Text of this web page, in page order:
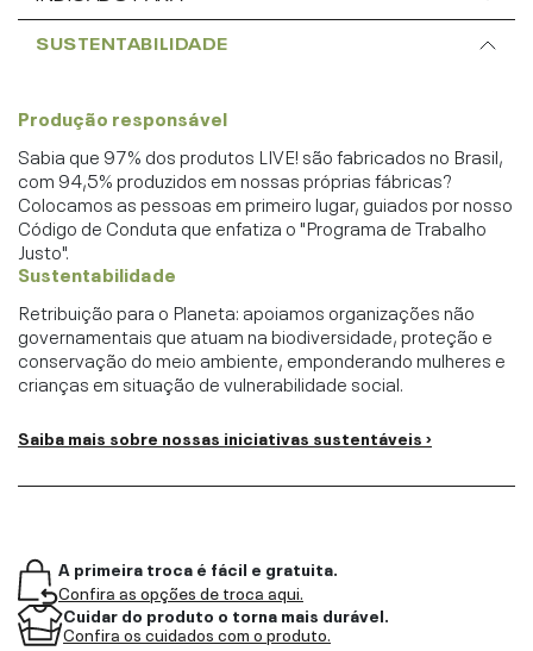
SUSTENTABILIDADE
Produção responsável
Sabia que 97% dos produtos LIVE! são fabricados no Brasil,
com 94,5% produzidos em nossas próprias fábricas?
Colocamos as pessoas em primeiro lugar, guiados por nosso
Código de Conduta que enfatiza o "Programa de Trabalho
Justo".
Sustentabilidade
Retribuição para o Planeta: apoiamos organizações não
governamentais que atuam na biodiversidade, proteção e
conservação do meio ambiente, emponderando mulheres e
crianças em situação de vulnerabilidade social.
Saiba mais sobre nossas iniciativas sustentáveis ›
A primeira troca é fácil e gratuita.
Confira as opções de troca aqui.
Cuidar do produto o torna mais durável.
Confira os cuidados com o produto.